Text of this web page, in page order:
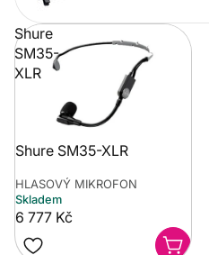
Shure
SM35-
XLR
Shure SM35-XLR
HLASOVÝ MIKROFON
Skladem
6 777 Kč